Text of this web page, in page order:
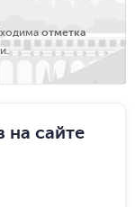
отметка
сайте